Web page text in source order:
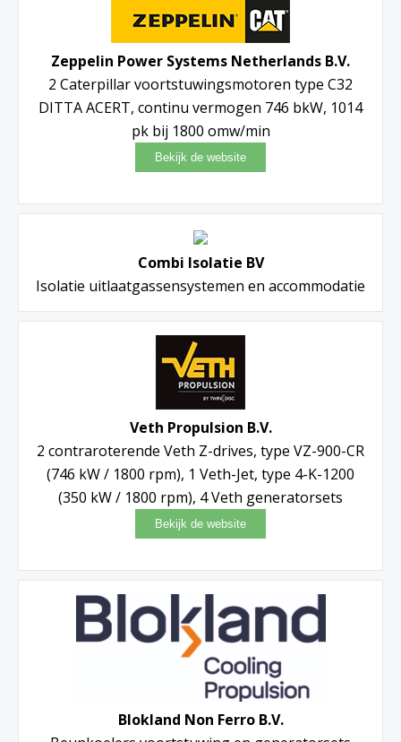
Zeppelin Power Systems Netherlands B.V.
2 Caterpillar voortstuwingsmotoren type C32
DITTA ACERT, continu vermogen 746 bkW, 1014
pk bij 1800 omw/min
Combi Isolatie BV
Isolatie uitlaatgassensystemen en accommodatie
Veth Propulsion B.V.
2 contraroterende Veth Z-drives, type VZ-900-CR
(746 kW / 1800 rpm), 1 Veth-Jet, type 4-K-1200
(350 kW / 1800 rpm), 4 Veth generatorsets
Blokland Non Ferro B.V.